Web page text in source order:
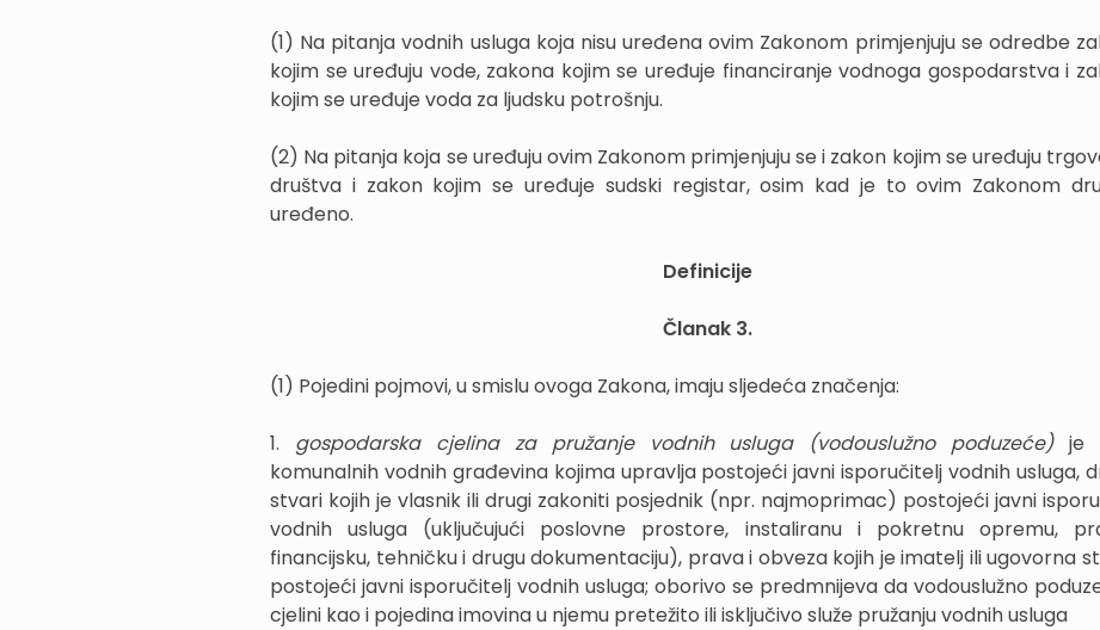
(1) Na pitanja vodnih usluga koja nisu uređena ovim Zakonom primjenjuju se odredbe
kojim se uređuju vode, zakona kojim se uređuje financiranje vodnoga gospodarstva i
kojim se uređuje voda za ljudsku potrošnju.
(2) Na pitanja koja se uređuju ovim Zakonom primjenjuju se i zakon kojim se uređuju
društva i zakon kojim se uređuje sudski registar, osim kad je to ovim Zakonom
uređeno.
Definicije
Članak 3.
(1) Pojedini pojmovi, u smislu ovoga Zakona, imaju sljedeća značenja:
1. gospodarska cjelina za pružanje vodnih usluga (vodouslužno poduzeće)je
komunalnih vodnih građevina kojima upravlja postojeći javni isporučitelj vodnih usluga,
stvari kojih je vlasnik ili drugi zakoniti posjednik (npr. najmoprimac) postojeći javni
vodnih usluga (uključujući poslovne prostore, instaliranu i pokretnu opremu,
financijsku, tehničku i drugu dokumentaciju), prava i obveza kojih je imatelj ili ugovorna
postojeći javni isporučitelj vodnih usluga; oborivo se predmnijeva da vodouslužno
cjelini kao i pojedina imovina u njemu pretežito ili isključivo služe pružanju vodnih usluga